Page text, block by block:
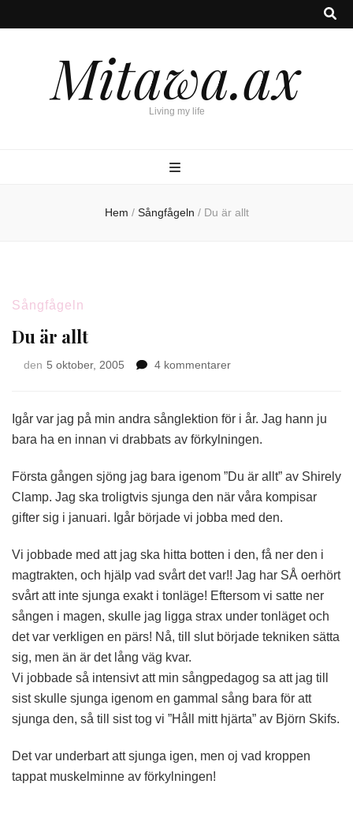
Mitawa.ax
Living my life
Hem / Sångfågeln / Du är allt
Sångfågeln
Du är allt
den 5 oktober, 2005 4 kommentarertill
allt
Igår var jag på min andra sånglektion för i år. Jag hann ju
bara ha en innan vi drabbats av förkylningen.
Första gången sjöng jag bara igenom ”Du är allt” av Shirely
Clamp. Jag ska troligtvis sjunga den när våra kompisar
gifter sig i januari. Igår började vi jobba med den.
Vi jobbade med att jag ska hitta botten i den, få ner den i
magtrakten, och hjälp vad svårt det var!! Jag har SÅ oerhört
svårt att inte sjunga exakt i tonläge! Eftersom vi satte ner
sången i magen, skulle jag ligga strax under tonläget och
det var verkligen en pärs! Nå, till slut började tekniken sätta
sig, men än är det lång väg kvar.
Vi jobbade så intensivt att min sångpedagog sa att jag till
sist skulle sjunga igenom en gammal sång bara för att
sjunga den, så till sist tog vi ”Håll mitt hjärta” av Björn Skifs.
Det var underbart att sjunga igen, men oj vad kroppen
tappat muskelminne av förkylningen!